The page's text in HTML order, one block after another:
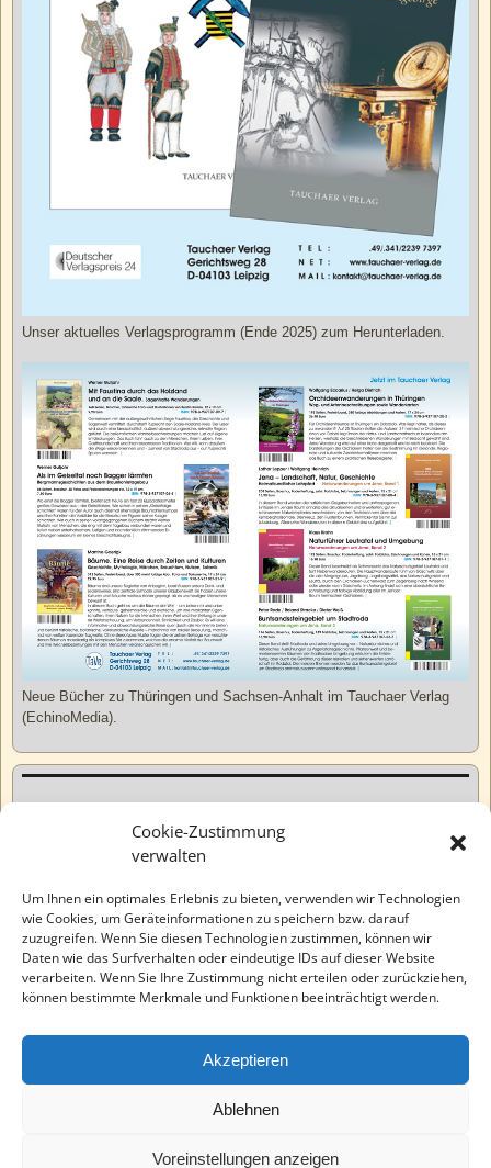
Cookie-Zustimmung
verwalten
Um Ihnen ein optimales Erlebnis zu bieten, verwenden wir Technologien
wie Cookies, um Geräteinformationen zu speichern bzw. darauf
zuzugreifen. Wenn Sie diesen Technologien zustimmen, können wir
Daten wie das Surfverhalten oder eindeutige IDs auf dieser Website
verarbeiten. Wenn Sie Ihre Zustimmung nicht erteilen oder zurückziehen,
können bestimmte Merkmale und Funktionen beeinträchtigt werden.
Akzeptieren
Ablehnen
Voreinstellungen anzeigen
Unser aktuelles Verlagsprogramm (Ende 2025) zum Herunterladen.
Neue Bücher zu Thüringen und Sachsen-Anhalt im Tauchaer Verlag
(EchinoMedia).
Varia